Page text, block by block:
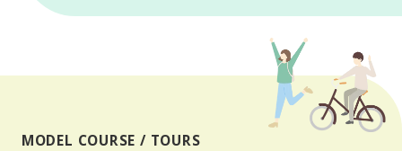
MODEL COURSE / TOURS